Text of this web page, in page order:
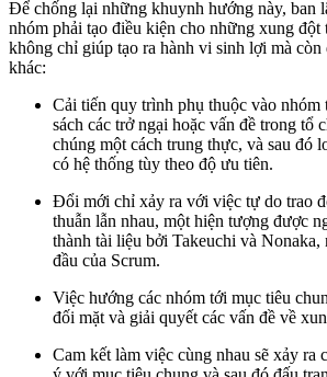
Để chống lại những khuynh hướng này, ban
nhóm phải tạo điều kiện cho những xung
không chỉ giúp tạo ra hành vi sinh lợi mà còn
khác:
Cải tiến quy trình phụ thuộc vào nhóm
sách các trở ngại hoặc vấn đề trong tổ
chúng một cách trung thực, và sau đó
có hệ thống tùy theo độ ưu tiên.
Đổi mới chỉ xảy ra với việc tự do trao
thuẫn lẫn nhau, một hiện tượng được
thành tài liệu bởi Takeuchi và
đầu của Scrum.
Việc hướng các nhóm tới mục tiêu
đối mặt và giải quyết các vấn đề về
Cam kết làm việc cùng nhau sẽ xảy